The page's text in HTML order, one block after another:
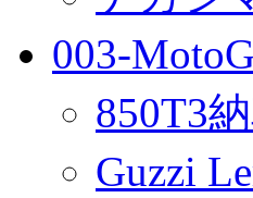
003-
850T3
Guzzi